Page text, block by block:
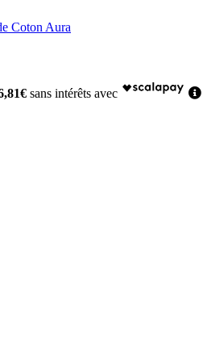
Coton Aura
sans intérêts avec